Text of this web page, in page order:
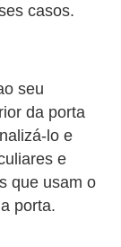
casos.
seu
da porta
lo e
e
que usam o
porta.